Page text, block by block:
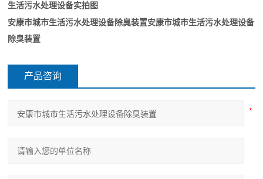
生活污水处理设备实拍图
安康市城市生活污水处理设备除臭装置安康市城市生活污水处理设备
除臭装置
产品咨询